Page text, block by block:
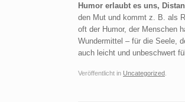
Humor erlaubt es uns,
den Mut und kommt z. B. als
oft der Humor, der Menschen
Wundermittel – für die Seele,
auch leicht und unbeschwert
Veröffentlicht in Uncategorized